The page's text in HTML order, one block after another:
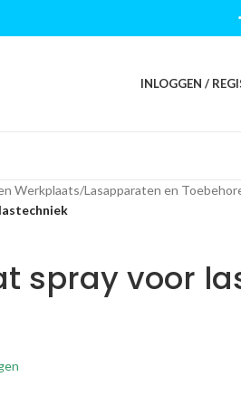
INLOGGEN /
Werkplaats/Lasapparaten en
spray voor